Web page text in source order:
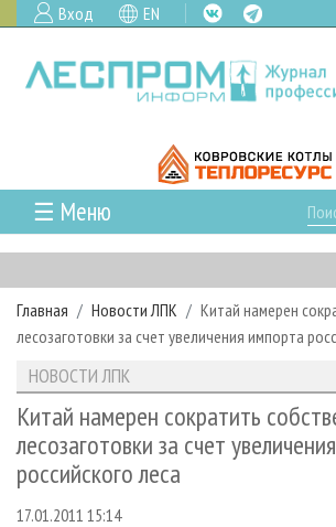
Вход EN
☰ Меню
ГЛАВНАЯ
РУБРИКИ И ТЕМЫ
РУБРИКИ ЖУРНАЛА
ЛЕСОЗАГОТОВКА
ЛЕСОПИЛЕНИЕ
ДЕРЕВООБРАБОТКА
СУШКА ДРЕВЕСИНЫ
НОВОСТИ
НОВОСТИ ЛПК
НОВОСТИ ЖУРНАЛА
НОВОСТИ КОМПАНИЙ
ПРОЕКТЫ ЛПИ
АНАЛИТИКА
ПРЕДПРИЯТИЯ ЛПК
ЛЕСНЫЕ РЕГИОНЫ РОССИИ
ПЕРСОНЫ
АРХИВ
АРХИВ ЖУРНАЛОВ
СТАТЬИ
О ЖУРНАЛЕ
ПОДПИСКА
КОНТАКТЫ
РЕКЛАМОДАТЕЛЯМ
РЕКЛАМА
Главная Новости ЛПК
Китай намерен
лесозаготовки за счет увеличения импорта
НОВОСТИ ЛПК
Китай намерен сократить
лесозаготовки за счет
российского леса
17.01.2011 15:14